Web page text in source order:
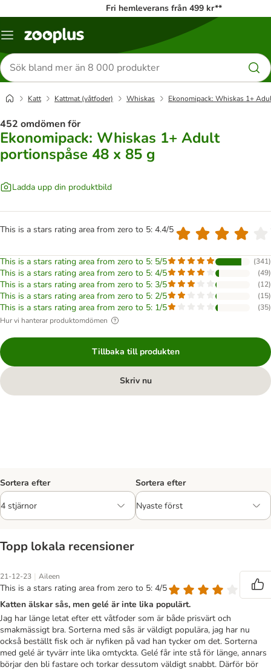
Fri hemleverans från 499 kr**
Katalogmeny
Sök
efter
produkter
Katt Kattmat (våtfoder) Whiskas Ekonomipack: Whiskas 1+
452 omdömen för
Ekonomipack: Whiskas 1+ Adult
portionspåse 48 x 85 g
Ladda upp din produktbild
This is a stars rating area from zero to 5: 4.4/5
This is a stars rating area from zero to 5: 5/5 (341)
This is a stars rating area from zero to 5: 4/5 (49)
This is a stars rating area from zero to 5: 3/5 (12)
This is a stars rating area from zero to 5: 2/5 (15)
This is a stars rating area from zero to 5: 1/5 (35)
Hur vi hanterar produktomdömen
Tillbaka till produkten
Skriv nu
Sortera efter Sortera efter
Topp lokala recensioner
21-12-23 | Aileen
This is a stars rating area from zero to 5: 4/5
Katten älskar sås, men gelé är inte lika populärt.
Jag har länge letat efter ett våtfoder som är både prisvärt och
smakmässigt bra. Sorterna med sås är väldigt populära, jag har nu
också beställt fisk och är nyfiken på vad han tycker om det. Sorterna
med gelé är tyvärr inte lika omtyckta. Gelé får inte stå för länge, annars
börjar den bli fastare och torkar dessutom väldigt snabbt. Därför bör